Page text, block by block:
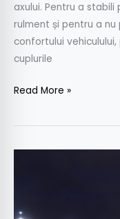
axului. Pentru a
rulment și pentru a
confortului
cuplurile
Read More »
Select